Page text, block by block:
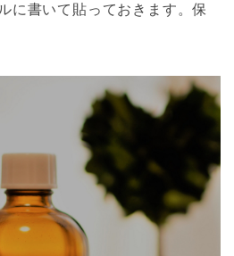
に書いて貼っておきます。保